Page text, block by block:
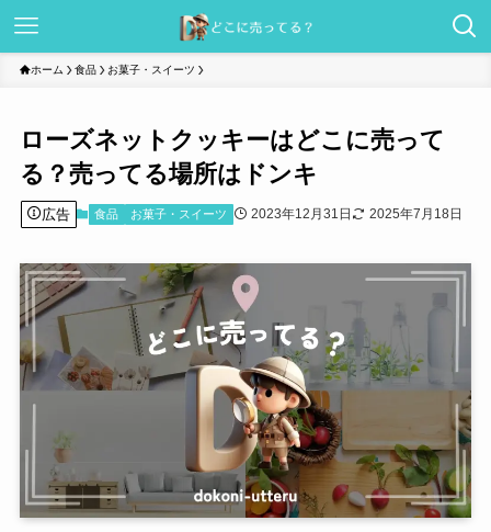
ホーム 食品 お菓子・スイーツ
ローズネットクッキーはどこに売って
る？売ってる場所はドンキ
広告 食品 お菓子・スイーツ 2023年12月31日 2025年7月18日